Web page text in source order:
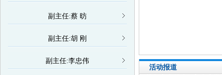
副主任:蔡 昉
副主任:胡 刚
副主任:李忠伟
活动报道